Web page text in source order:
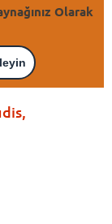
Olarak